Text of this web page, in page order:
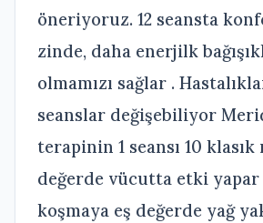
öneriyoruz. 12 seansta
zinde, daha enerjilk
olmamızı sağlar .
seanslar değişebiliyor
terapinin 1 seansı 10 klasık
değerde vücutta etki yapar
koşmaya eş değerde yağ